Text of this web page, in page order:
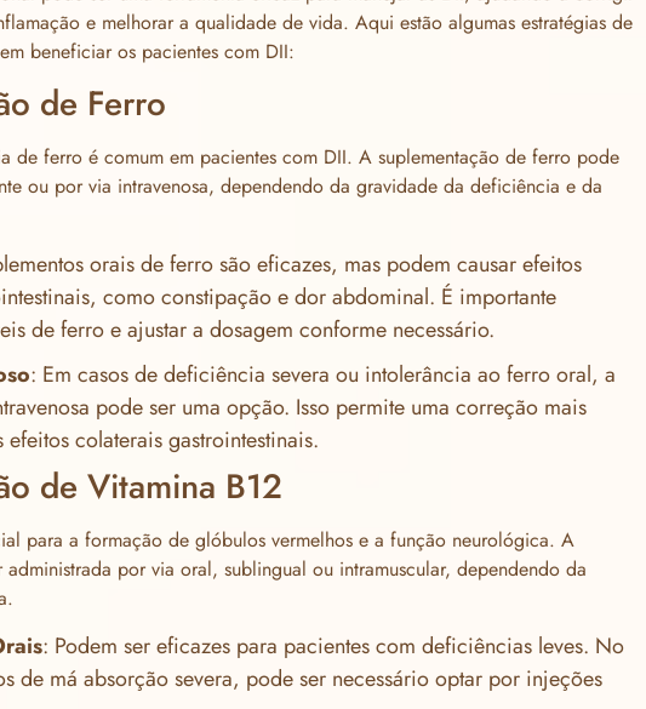
e melhorar a qualidade de vida. Aqui estão algumas estratégias de
beneficiar os pacientes com DII:
de Ferro
de ferro é comum em pacientes com DII. A suplementação de ferro pode
ou por via intravenosa, dependendo da gravidade da deficiência e da
orais de ferro são eficazes, mas podem causar efeitos
como constipação e dor abdominal. É importante
de ferro e ajustar a dosagem conforme necessário.
: Em casos de deficiência severa ou intolerância ao ferro oral, a
pode ser uma opção. Isso permite uma correção mais
colaterais gastrointestinais.
de Vitamina B12
para a formação de glóbulos vermelhos e a função neurológica. A
administrada por via oral, sublingual ou intramuscular, dependendo da
: Podem ser eficazes para pacientes com deficiências leves. No
de má absorção severa, pode ser necessário optar por injeções